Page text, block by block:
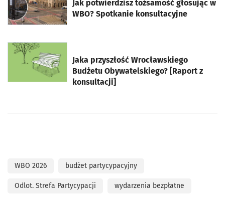
Jak potwierdzisz tożsamość głosując w
WBO? Spotkanie konsultacyjne
Jaka przyszłość Wrocławskiego
Budżetu Obywatelskiego? [Raport z
konsultacji]
otworzy się w nowej karcie
WBO 2026 budżet partycypacyjny
Odlot. Strefa Partycypacji wydarzenia bezpłatne